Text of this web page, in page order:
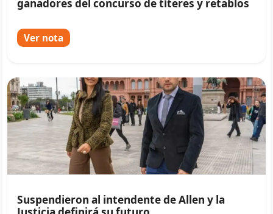
ganadores del concurso de títeres y retablos
Ver nota
Suspendieron al intendente de Allen y la